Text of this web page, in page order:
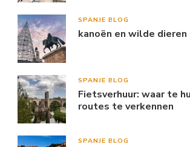
SPANJE BLOG
kanoën en wilde
SPANJE BLOG
Fietsverhuur: waar te
routes te verkennen
SPANJE BLOG